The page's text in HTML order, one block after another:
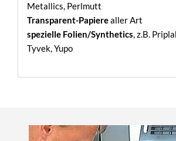
Metallics, Perlmutt
Transparent-Papierealler Art
spezielle Folien/Synthetics, z.B.
Tyvek, Yupo